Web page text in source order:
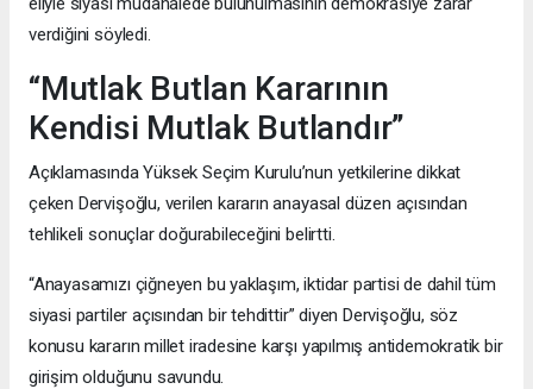
verdiğini söyledi.
“Mutlak Butlan Kararının
Kendisi Mutlak Butlandır”
Açıklamasında Yüksek Seçim Kurulu’nun yetkilerine dikkat
çeken Dervişoğlu, verilen kararın anayasal düzen açısından
tehlikeli sonuçlar doğurabileceğini belirtti.
“Anayasamızı çiğneyen bu yaklaşım, iktidar partisi de dahil tüm
siyasi partiler açısından bir tehdittir” diyen Dervişoğlu, söz
konusu kararın millet iradesine karşı yapılmış antidemokratik bir
girişim olduğunu savundu.